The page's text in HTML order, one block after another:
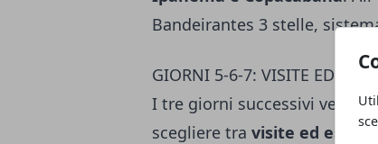
Bandeirantes 3 stelle,
GIORNI 5-6-7: VISITE ED
I tre giorni successivi
scegliere tra visite ed